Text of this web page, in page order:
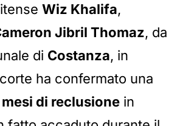
Wiz Khalifa,
Jibril Thomaz, da
di Costanza, in
ha confermato una
di reclusione in